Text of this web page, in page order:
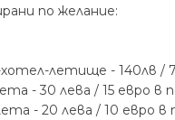
по желание:
летище - 140лв /
- 30 лева / 15 евро в
- 20 лева / 10 евро в